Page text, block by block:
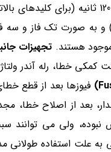
می باشد (گاهی تا 125 آمپر نیز ساخته می شود) و به صورت
تجهیزات
کمکی خطا، رله آندر
فیوزها بعد از قطع
بعد از اصلاح خطا،
نبوده، ولی می توانند
به علت استفاده طولانی